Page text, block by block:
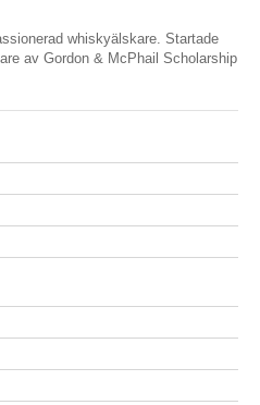
whiskyälskare. Startade
av Gordon & McPhail Scholarship